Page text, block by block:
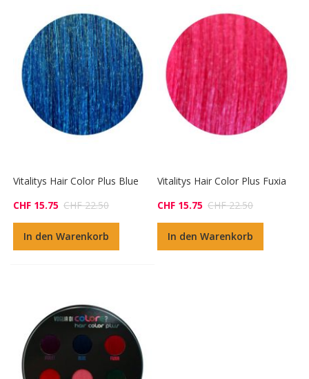
Vitalitys Hair Color Plus Blue
CHF 15.75 CHF 22.50
In den Warenkorb
Vitalitys Hair Color Plus Fuxia
CHF 15.75 CHF 22.50
In den Warenkorb